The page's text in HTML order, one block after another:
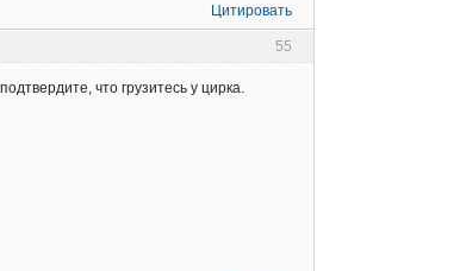
Цитировать
55
что грузитесь у цирка.